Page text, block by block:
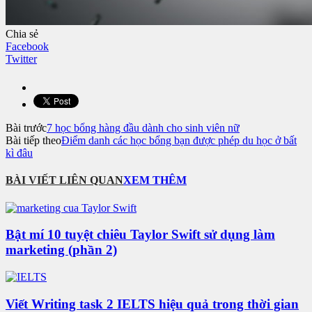
Chia sẻ
Facebook
Twitter
Bài trước7 học bổng hàng đầu dành cho sinh viên nữ
Bài tiếp theoĐiểm danh các học bổng bạn được phép du học ở bất
kì đâu
BÀI VIẾT LIÊN QUANXEM THÊM
Bật mí 10 tuyệt chiêu Taylor Swift sử dụng làm
marketing (phần 2)
Viết Writing task 2 IELTS hiệu quả trong thời gian